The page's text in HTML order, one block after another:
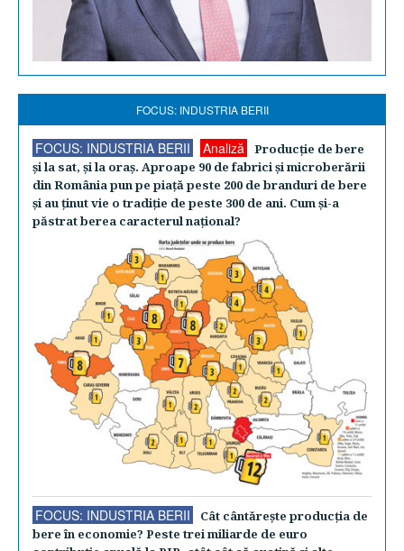
FOCUS: INDUSTRIA BERII
FOCUS: INDUSTRIA BERII Analiză
Producţie de bere
şi la sat, şi la oraş. Aproape 90 de fabrici şi microberării
din România pun pe piaţă peste 200 de branduri de bere
şi au ţinut vie o tradiţie de peste 300 de ani. Cum şi-a
păstrat berea caracterul naţional?
FOCUS: INDUSTRIA BERII
Cât cântăreşte producţia de
bere în economie? Peste trei miliarde de euro